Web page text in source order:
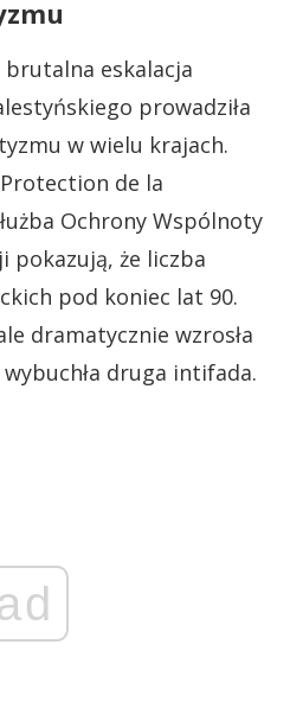
eskalacja
prowadziła
w wielu krajach.
de la
Ochrony Wspólnoty
pokazują, że liczba
pod koniec lat 90.
dramatycznie wzrosła
druga intifada.